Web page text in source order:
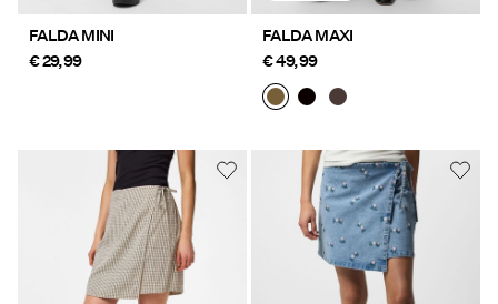
FALDA MINI
€ 29,99
FALDA MAXI
€ 49,99